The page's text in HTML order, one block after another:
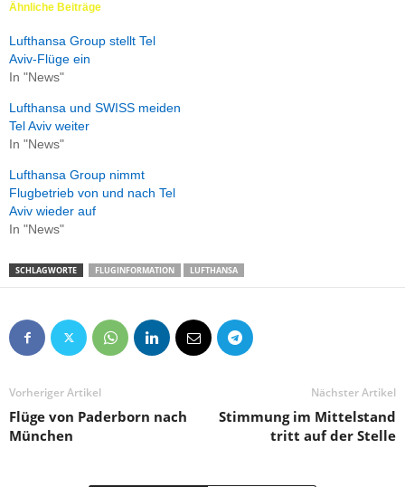
Ähnliche Beiträge
Lufthansa Group stellt Tel
Aviv-Flüge ein
In "News"
Lufthansa und SWISS meiden
Tel Aviv weiter
In "News"
Lufthansa Group nimmt
Flugbetrieb von und nach Tel
Aviv wieder auf
In "News"
SCHLAGWORTE FLUGINFORMATION LUFTHANSA
Vorheriger Artikel
Flüge von Paderborn nach
München
Nächster Artikel
Stimmung im Mittelstand
tritt auf der Stelle